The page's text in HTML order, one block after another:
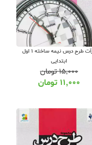
مرآت طرح درس نیمه ساخته 1 اول
ابتدایی
۱۵,۰۰۰تومان
۱۱,۰۰۰ تومان